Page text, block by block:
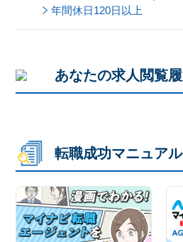
年間休日120日以上
あなたの求人閲覧
転職成功マニュアル